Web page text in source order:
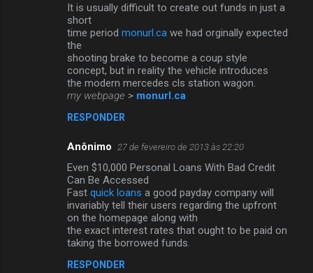
It is usually difficult to create out funds in just a
short
time period monurl.ca we had orginally expected
the
shooting brake to become a coup style
concept, but in reality the vehicle introduces
the modern mercedes cls station wagon.
my webpage > monurl.ca
RESPONDER
Anônimo 27 de fevereiro de 2013 às 22:20
Even $10,000 Personal Loans With Bad Credit
Can Be Accessed
Fast quick loans a good payday company will
invariably tell their users regarding the upfront
on the homepage along with
the exact interest rates that ought to be paid on
taking the borrowed funds.
RESPONDER